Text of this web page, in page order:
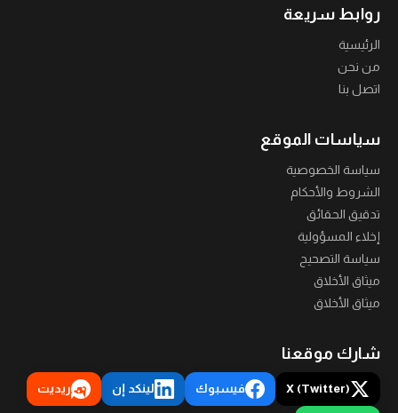
روابط سريعة
الرئيسية
من نحن
اتصل بنا
سياسات الموقع
سياسة الخصوصية
الشروط والأحكام
تدقيق الحقائق
إخلاء المسؤولية
سياسة التصحيح
ميثاق الأخلاق
ميثاق الأخلاق
شارك موقعنا
X (Twitter) فيسبوك لينكد إن ريديت